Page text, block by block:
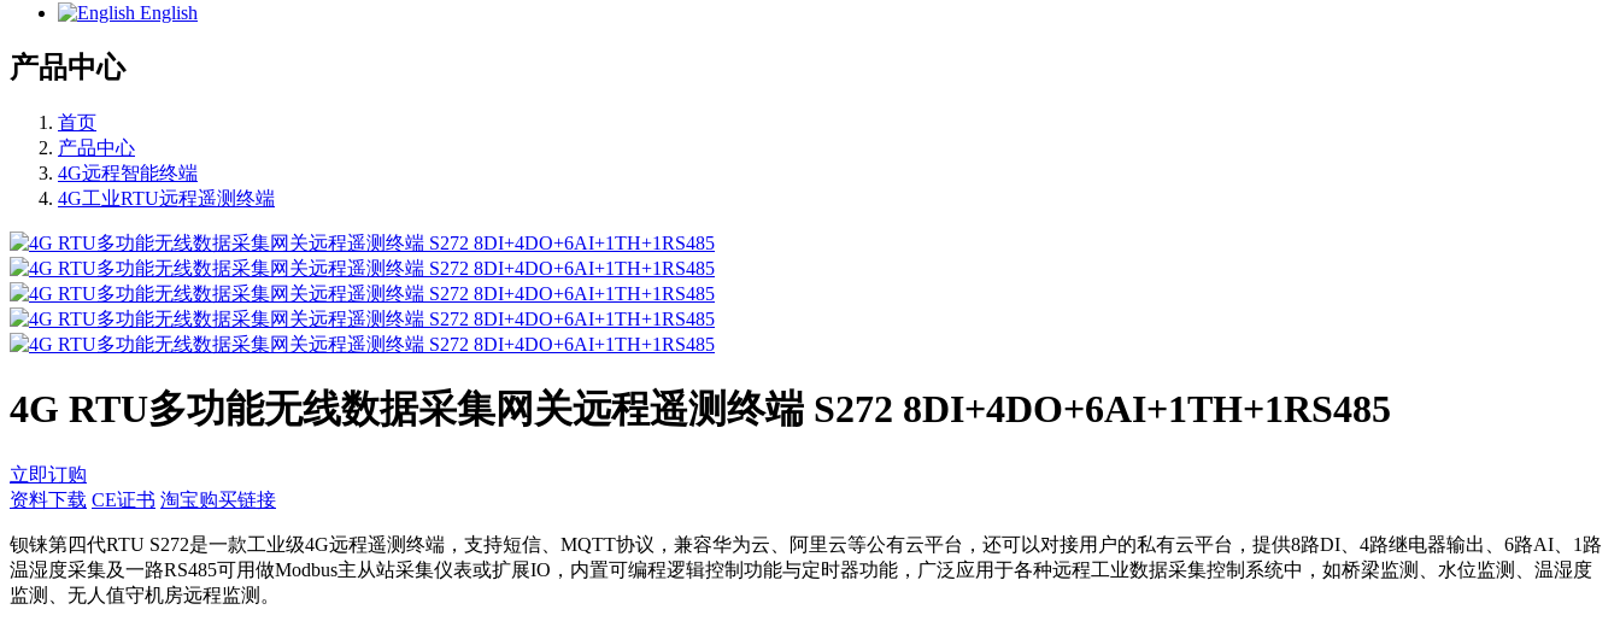
English
产品中心
首页
产品中心
4G远程智能终端
4G工业RTU远程遥测终端
4G RTU多功能无线数据采集网关远程遥测终端 S272 8DI+4DO+6AI+1TH+1RS485
立即订购
资料下载 CE证书 淘宝购买链接
钡铼第四代RTU S272是一款工业级4G远程遥测终端，支持短信、MQTT协议，兼容华为云、阿里云等公有云平台，还可以对接用户的私有云平台，提供8路DI、4路继电器输出、6路AI、1路
温湿度采集及一路RS485可用做Modbus主从站采集仪表或扩展IO，内置可编程逻辑控制功能与定时器功能，广泛应用于各种远程工业数据采集控制系统中，如桥梁监测、水位监测、温湿度
监测、无人值守机房远程监测。